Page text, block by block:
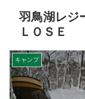
羽鳥湖レジ
ＬＯＳＥ
キャンプ